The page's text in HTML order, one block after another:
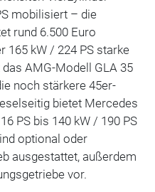
mobilisiert – die
rund 6.500 Euro
165 kW / 224 PS starke
AMG-Modell GLA 35
noch stärkere 45er-
bietet Mercedes
PS bis 140 kW / 190 PS
optional oder
ausgestattet, außerdem
vor.